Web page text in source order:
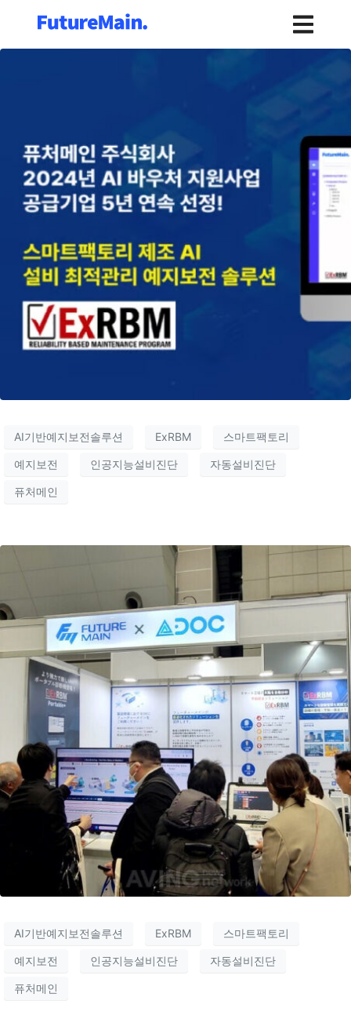
AI기반예지보전솔루션 ExRBM 스마트팩토리
예지보전 인공지능설비진단 자동설비진단
퓨처메인
AI기반예지보전솔루션 ExRBM 스마트팩토리
예지보전 인공지능설비진단 자동설비진단
퓨처메인